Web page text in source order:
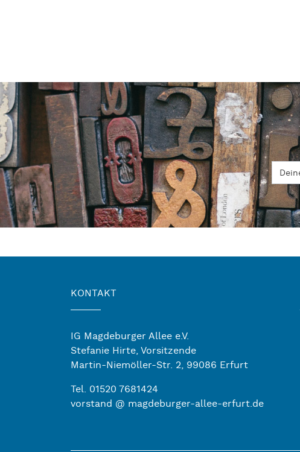
KONTAKT
IG Magdeburger Allee e.V.
Stefanie Hirte, Vorsitzende
Martin-Niemöller-Str. 2, 99086 Erfurt
Tel. 01520 7681424
vorstand @ magdeburger-allee-erfurt.de